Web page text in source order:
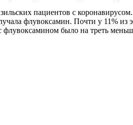
пациентов с
флувоксамин. Почти у 11%
было на треть